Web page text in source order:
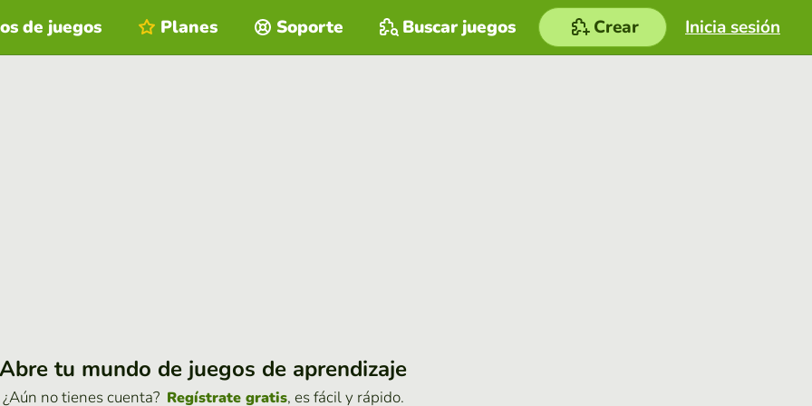
Inicia sesión
de juegos Planes Soporte Buscar juegos Crear
Abre tu mundo de juegos de aprendizaje
¿Aún no tienes cuenta? Regístrate gratis, es fácil y rápido.